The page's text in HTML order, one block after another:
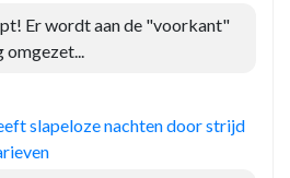
Er wordt aan de "voorkant"
slapeloze nachten door strijd